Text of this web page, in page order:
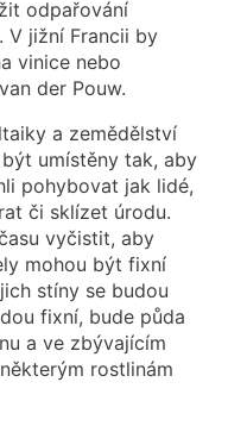
odpařování
V jižní Francii by
vinice nebo
der Pouw.
a zemědělství
umístěny tak, aby
pohybovat jak lidé,
či sklízet úrodu.
vyčistit, aby
mohou být fixní
stíny se budou
fixní, bude půda
a ve zbývajícím
rostlinám